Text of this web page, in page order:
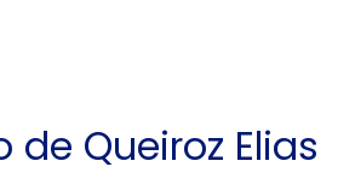
de Queiroz Elias